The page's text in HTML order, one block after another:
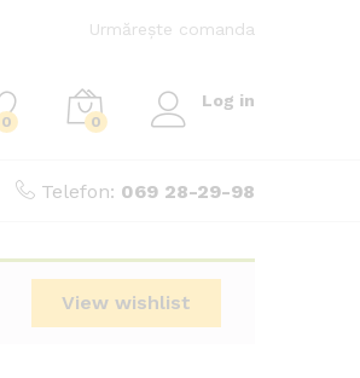
Urmărește comanda
0 0
Log in
Telefon: 069 28-29-98
View wishlist